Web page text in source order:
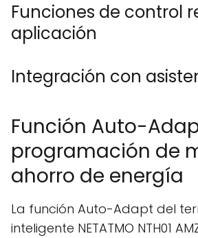
Funciones de control
aplicación
Integración con
Función Auto-
programación de
ahorro de energía
La función Auto-Adapt del
inteligente NETATMO NTH01